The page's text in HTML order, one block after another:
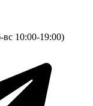
10:00-19:00)